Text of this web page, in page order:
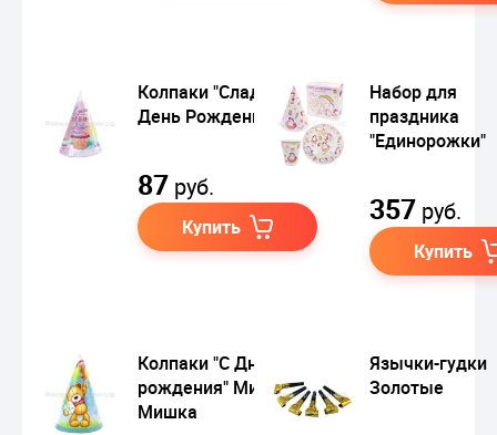
Колпаки "Сладкий
День Рождения"
87 руб.
Купить
Набор для
праздника
"Единорожки"
357 руб.
Купить
Колпаки "С Днем
рождения" Милый
Мишка
Язычки-гудки
Золотые